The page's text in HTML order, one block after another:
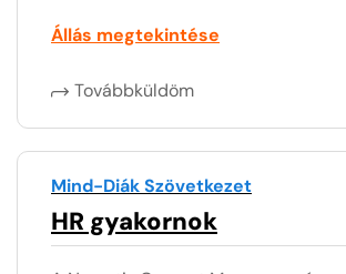
Állás megtekintése
Továbbküldöm
Mind-Diák Szövetkezet
HR gyakornok